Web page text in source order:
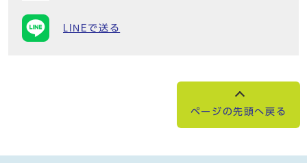
LINEで送る
ページの先頭へ戻る